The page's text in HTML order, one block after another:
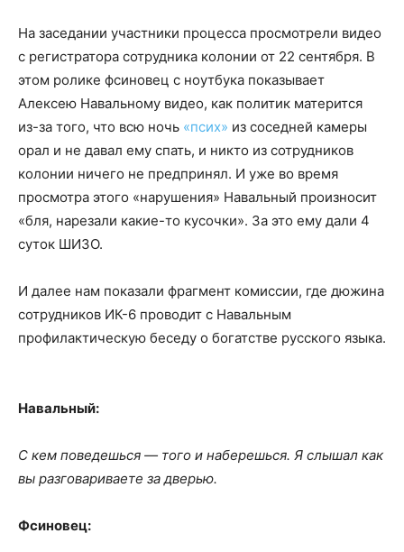
На заседании участники процесса просмотрели видео
с регистратора сотрудника колонии от 22 сентября. В
этом ролике фсиновец с ноутбука показывает
Алексею Навальному видео, как политик матерится
из-за того, что всю ночь «псих» из соседней камеры
орал и не давал ему спать, и никто из сотрудников
колонии ничего не предпринял. И уже во время
просмотра этого «нарушения» Навальный произносит
«бля, нарезали какие-то кусочки». За это ему дали 4
суток ШИЗО.
И далее нам показали фрагмент комиссии, где дюжина
сотрудников ИК-6 проводит с Навальным
профилактическую беседу о богатстве русского языка.
Навальный:
С кем поведешься — того и наберешься. Я слышал как
вы разговариваете за дверью.
Фсиновец: